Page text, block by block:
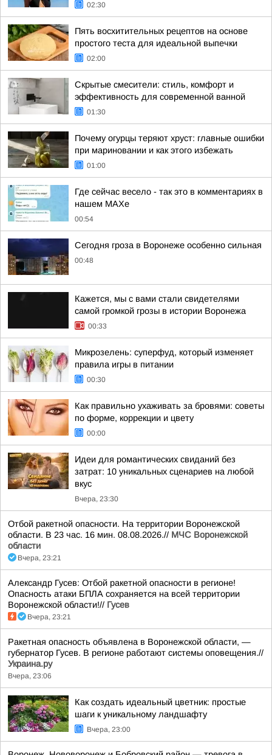
02:30
Пять восхитительных рецептов на основе
простого теста для идеальной выпечки
02:00
Скрытые смесители: стиль, комфорт и
эффективность для современной ванной
01:30
Почему огурцы теряют хруст: главные ошибки
при мариновании и как этого избежать
01:00
Где сейчас весело - так это в комментариях в
нашем МАХе
00:54
Сегодня гроза в Воронеже особенно сильная
00:48
Кажется, мы с вами стали свидетелями
самой громкой грозы в истории Воронежа
00:33
Микрозелень: суперфуд, который изменяет
правила игры в питании
00:30
Как правильно ухаживать за бровями: советы
по форме, коррекции и цвету
00:00
Идеи для романтических свиданий без
затрат: 10 уникальных сценариев на любой
вкус
Вчера, 23:30
Отбой ракетной опасности. На территории Воронежской
области. В 23 час. 16 мин. 08.08.2026.// МЧС Воронежской
области
Вчера, 23:21
Александр Гусев: Отбой ракетной опасности в регионе!
Опасность атаки БПЛА сохраняется на всей территории
Воронежской области!// Гусев
Вчера, 23:21
Ракетная опасность объявлена в Воронежской области, —
губернатор Гусев. В регионе работают системы оповещения.//
Украина.ру
Вчера, 23:06
Как создать идеальный цветник: простые
шаги к уникальному ландшафту
Вчера, 23:00